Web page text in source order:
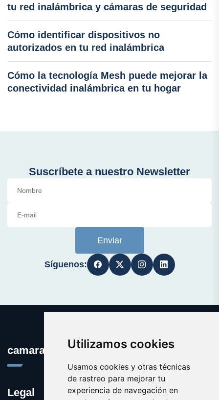
Utilizamos cookies
Usamos cookies y otras técnicas
de rastreo para mejorar tu
experiencia de navegación en
tu red inalámbrica y cámaras de seguridad
Cómo identificar dispositivos no
autorizados en tu red inalámbrica
Cómo la tecnología Mesh puede mejorar la
conectividad inalámbrica en tu hogar
Suscríbete a nuestro Newsletter
Enviar
Síguenos:
camaraseguridad.es
Legal